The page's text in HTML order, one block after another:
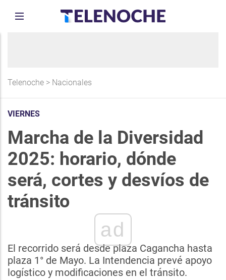
Telenoche > Nacionales
VIERNES
Marcha de la Diversidad
2025: horario, dónde
será, cortes y desvíos de
tránsito
ad
El recorrido será desde plaza Cagancha hasta
plaza 1° de Mayo. La Intendencia prevé apoyo
logístico y modificaciones en el tránsito.